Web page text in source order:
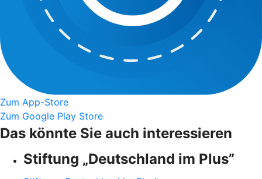
Zum App-Store
Zum Google Play Store
Das könnte Sie auch interessieren
Stiftung „Deutschland im Plus”